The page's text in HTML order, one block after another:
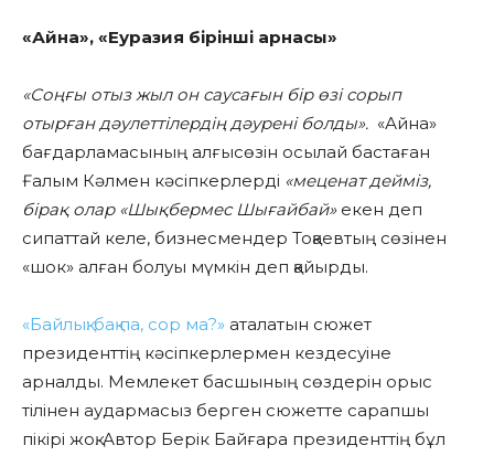
«Айна», «Еуразия бірінші арнасы»
«Соңғы отыз жыл он саусағын бір өзі сорып
отырған дәулеттілердің дәурені болды». «Айна»
бағдарламасының алғысөзін осылай бастаған
Ғалым Кәлмен кәсіпкерлерді «меценат дейміз,
бірақ олар «Шықбермес Шығайбай» екен деп
сипаттай келе, бизнесмендер Тоқаевтың сөзінен
«шок» алған болуы мүмкін деп қайырды.
«Байлық: бақ па, сор ма?» аталатын сюжет
президенттің кәсіпкерлермен кездесуіне
арналды. Мемлекет басшының сөздерін орыс
тілінен аудармасыз берген сюжетте сарапшы
пікірі жоқ. Автор Берік Байғара президенттің бұл